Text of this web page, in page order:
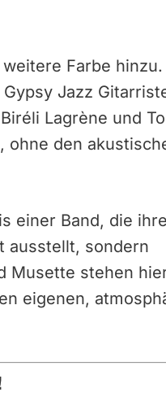
Farbe hinzu.
Jazz
Lagrène und
ohne den
einer Band, die ihre
ausstellt, sondern
Musette stehen
eigenen,